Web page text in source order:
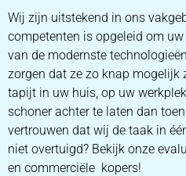
Wij zijn uitstekend in ons
competenten is opgeleid om
van de modernste
zorgen dat ze zo knap mogelijk
tapijt in uw huis, op uw
schoner achter te laten dan
vertrouwen dat wij de taak in
niet overtuigd? Bekijk onze
en commerciële kopers!